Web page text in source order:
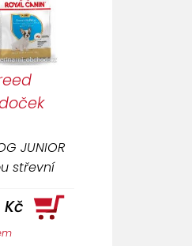
JUNIOR
střevní
L.I.P.
Kč